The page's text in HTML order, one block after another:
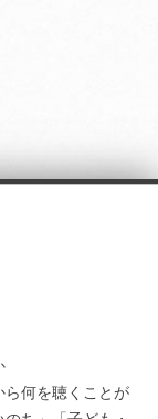
ら何を聴くことが